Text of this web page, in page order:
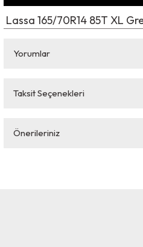
Lassa 165/70R14 85T XL
Yorumlar
Bu ürüne ilk
Taksit Seçenekleri
Önerileriniz